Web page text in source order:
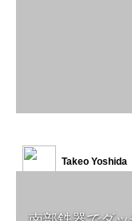
Takeo Yoshida